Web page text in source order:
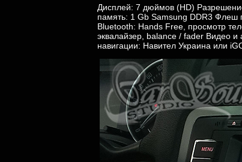
Дисплей: 7 дюймов (HD)
память: 1 Gb Samsung DDR3 Флеш
Bluetooth: Hands Free, просмотр
эквалайзер, balance / fader Видео
навигации: Навител Украина или